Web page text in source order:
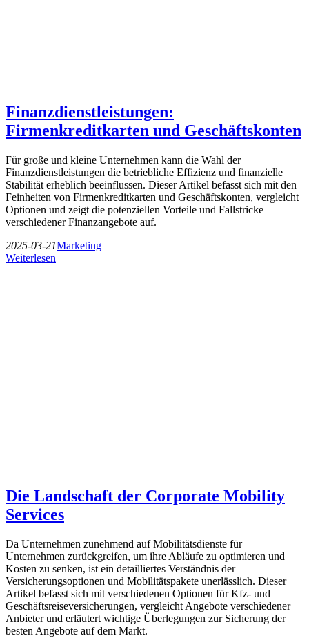
Finanzdienstleistungen:
Firmenkreditkarten und Geschäftskonten
Für große und kleine Unternehmen kann die Wahl der
Finanzdienstleistungen die betriebliche Effizienz und finanzielle
Stabilität erheblich beeinflussen. Dieser Artikel befasst sich mit den
Feinheiten von Firmenkreditkarten und Geschäftskonten, vergleicht
Optionen und zeigt die potenziellen Vorteile und Fallstricke
verschiedener Finanzangebote auf.
2025-03-21Marketing
Weiterlesen
Die Landschaft der Corporate Mobility
Services
Da Unternehmen zunehmend auf Mobilitätsdienste für
Unternehmen zurückgreifen, um ihre Abläufe zu optimieren und
Kosten zu senken, ist ein detailliertes Verständnis der
Versicherungsoptionen und Mobilitätspakete unerlässlich. Dieser
Artikel befasst sich mit verschiedenen Optionen für Kfz- und
Geschäftsreiseversicherungen, vergleicht Angebote verschiedener
Anbieter und erläutert wichtige Überlegungen zur Sicherung der
besten Angebote auf dem Markt.